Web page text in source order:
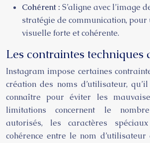
Cohérent : S’aligne avec l’image
stratégie de communication, pour
visuelle forte et cohérente.
Les contraintes techniques
Instagram impose certaines
création des noms d’utilisateur,
connaître pour éviter les
limitations concernent le
autorisés, les caractères
cohérence entre le nom